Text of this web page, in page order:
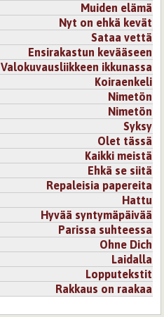
Muiden elämä
Nyt on ehkä kevät
Sataa vettä
Ensirakastun kevääseen
Valokuvausliikkeen ikkunassa
Koiraenkeli
Nimetön
Nimetön
Syksy
Olet tässä
Kaikki meistä
Ehkä se siitä
Repaleisia papereita
Hattu
Hyvää syntymäpäivää
Parissa suhteessa
Ohne Dich
Laidalla
Lopputekstit
Rakkaus on raakaa